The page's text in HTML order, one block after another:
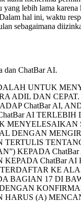
lebih lama karena
hal ini, waktu
sebagaimana
dan ChatBar AI.
UNTUK
ADIL DAN
ChatBar AI,
AI
MENYELESAIKAN
DENGAN
TERTULIS
KEPADA ChatBar
KEPADA ChatBar
KE
BAGIAN 17 DI
HARUS (A)